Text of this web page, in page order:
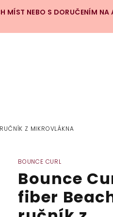
MÍST NEBO S DORUČENÍM NA
Z MIKROVLÁKNA
BOUNCE CURL
Bounce
fiber